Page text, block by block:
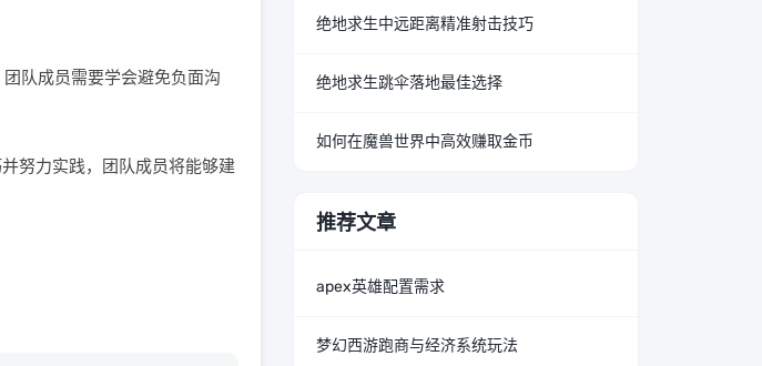
队成员需要学会避免负面沟
努力实践，团队成员将能够建
绝地求生中远距离精准射击技巧
绝地求生跳伞落地最佳选择
如何在魔兽世界中高效赚取金币
推荐文章
apex英雄配置需求
梦幻西游跑商与经济系统玩法